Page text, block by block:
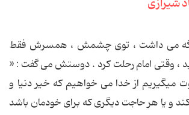
می داشت ، توی چشمش ، همسرش فقط
، وقتی امام رحلت کرد . دوستش می گفت : «
میگیریم از خدا می خواهیم که خیر دنیا و
کند و یا هر حاجت دیگری که برای خودمان باشد